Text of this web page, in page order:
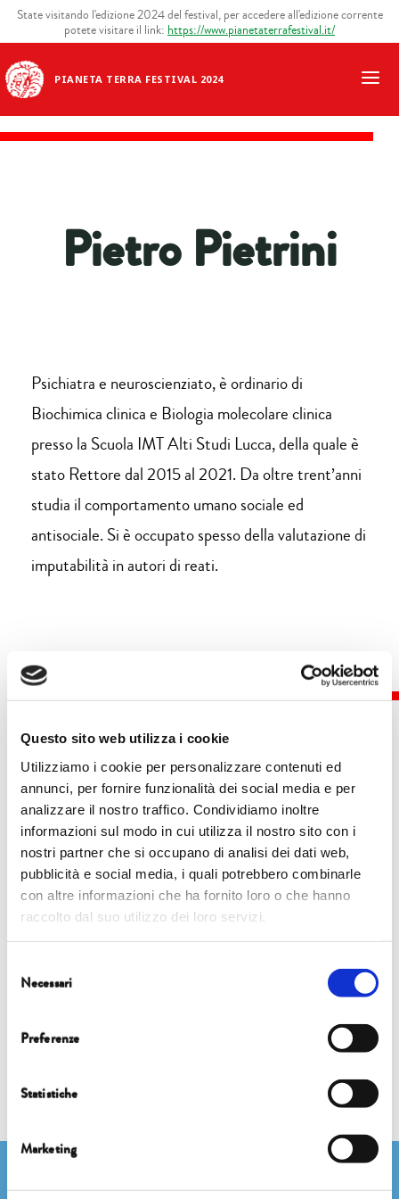
Questo sito web utilizza i cookie
Utilizziamo i cookie per personalizzare contenuti ed
annunci, per fornire funzionalità dei social media e per
analizzare il nostro traffico. Condividiamo inoltre
informazioni sul modo in cui utilizza il nostro sito con i
nostri partner che si occupano di analisi dei dati web,
pubblicità e social media, i quali potrebbero combinarle
con altre informazioni che ha fornito loro o che hanno
raccolto dal suo utilizzo dei loro servizi.
delNecessari
Preferenze
Statistiche
Marketing
PIANETA TERRA FESTIVAL 2024
State visitando l'edizione 2024 del festival, per accedere all'edizione corrente
potete visitare il link: https://www.pianetaterrafestival.it/
Pietro Pietrini
Psichiatra e neuroscienziato, è ordinario di
Biochimica clinica e Biologia molecolare clinica
presso la Scuola IMT Alti Studi Lucca, della quale è
stato Rettore dal 2015 al 2021. Da oltre trent’anni
studia il comportamento umano sociale ed
antisociale. Si è occupato spesso della valutazione di
imputabilità in autori di reati.
Eventi
7 ottobre | 15.15 | Cappella Guinigi
IMT LECTURE
QUALE RAPPORTO ESISTE TRA LA NOSTRA NATURA E
L’AMBIENTE?
Newsletter